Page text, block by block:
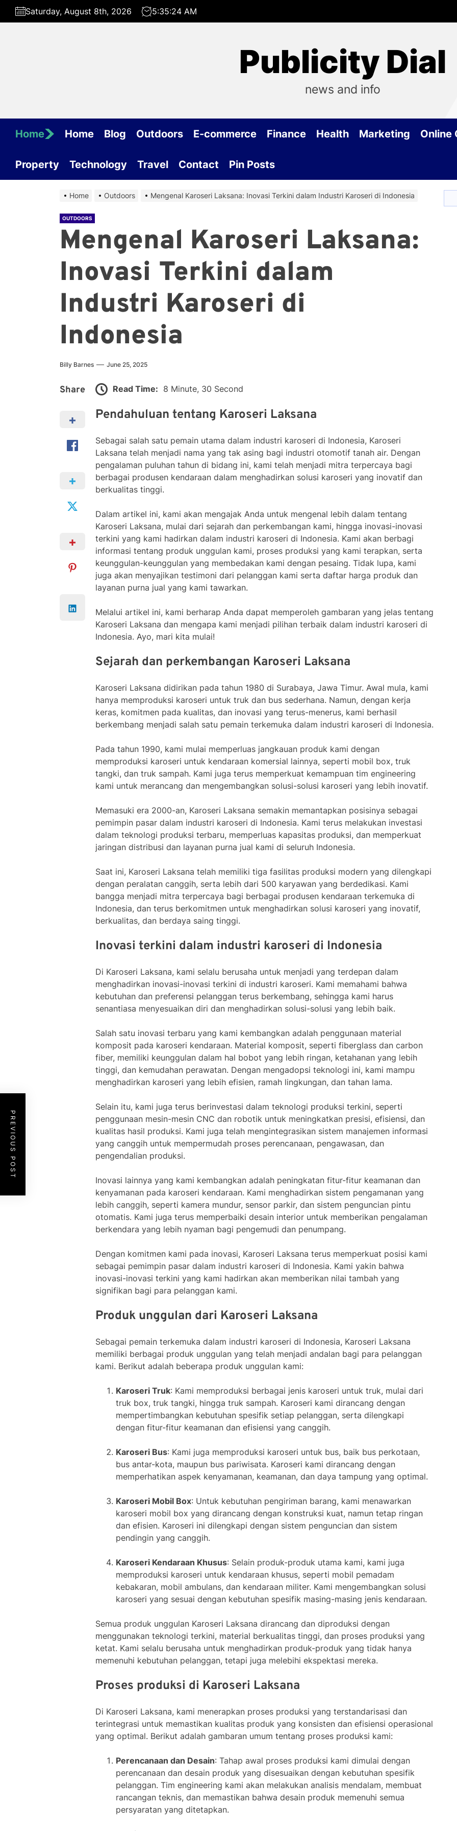
Skip
Saturday, August 8th, 2026 5:35:25 AM
Publicity Dial
news and info
Home Home Blog Outdoors E-commerce Finance Health Marketing Online
Property Technology Travel Contact Pin Posts
Home Outdoors Mengenal Karoseri Laksana: Inovasi Terkini dalam Industri Karoseri di Indonesia
OUTDOORS
Mengenal Karoseri Laksana:
Inovasi Terkini dalam
Industri Karoseri di
Indonesia
Billy Barnes June 25, 2025
Share Read Time: 8 Minute, 30 Second
Pendahuluan tentang Karoseri Laksana
Sebagai salah satu pemain utama dalam industri karoseri di Indonesia, Karoseri
Laksana telah menjadi nama yang tak asing bagi industri otomotif tanah air. Dengan
pengalaman puluhan tahun di bidang ini, kami telah menjadi mitra terpercaya bagi
berbagai produsen kendaraan dalam menghadirkan solusi karoseri yang inovatif dan
berkualitas tinggi.
Dalam artikel ini, kami akan mengajak Anda untuk mengenal lebih dalam tentang
Karoseri Laksana, mulai dari sejarah dan perkembangan kami, hingga inovasi-inovasi
terkini yang kami hadirkan dalam industri karoseri di Indonesia. Kami akan berbagi
informasi tentang produk unggulan kami, proses produksi yang kami terapkan, serta
keunggulan-keunggulan yang membedakan kami dengan pesaing. Tidak lupa, kami
juga akan menyajikan testimoni dari pelanggan kami serta daftar harga produk dan
layanan purna jual yang kami tawarkan.
Melalui artikel ini, kami berharap Anda dapat memperoleh gambaran yang jelas tentang
Karoseri Laksana dan mengapa kami menjadi pilihan terbaik dalam industri karoseri di
Indonesia. Ayo, mari kita mulai!
Sejarah dan perkembangan Karoseri Laksana
Karoseri Laksana didirikan pada tahun 1980 di Surabaya, Jawa Timur. Awal mula, kami
hanya memproduksi karoseri untuk truk dan bus sederhana. Namun, dengan kerja
keras, komitmen pada kualitas, dan inovasi yang terus-menerus, kami berhasil
berkembang menjadi salah satu pemain terkemuka dalam industri karoseri di Indonesia.
Pada tahun 1990, kami mulai memperluas jangkauan produk kami dengan
memproduksi karoseri untuk kendaraan komersial lainnya, seperti mobil box, truk
tangki, dan truk sampah. Kami juga terus memperkuat kemampuan tim engineering
kami untuk merancang dan mengembangkan solusi-solusi karoseri yang lebih inovatif.
Memasuki era 2000-an, Karoseri Laksana semakin memantapkan posisinya sebagai
pemimpin pasar dalam industri karoseri di Indonesia. Kami terus melakukan investasi
dalam teknologi produksi terbaru, memperluas kapasitas produksi, dan memperkuat
jaringan distribusi dan layanan purna jual kami di seluruh Indonesia.
Saat ini, Karoseri Laksana telah memiliki tiga fasilitas produksi modern yang dilengkapi
dengan peralatan canggih, serta lebih dari 500 karyawan yang berdedikasi. Kami
bangga menjadi mitra terpercaya bagi berbagai produsen kendaraan terkemuka di
Indonesia, dan terus berkomitmen untuk menghadirkan solusi karoseri yang inovatif,
berkualitas, dan berdaya saing tinggi.
Inovasi terkini dalam industri karoseri di Indonesia
Di Karoseri Laksana, kami selalu berusaha untuk menjadi yang terdepan dalam
menghadirkan inovasi-inovasi terkini di industri karoseri. Kami memahami bahwa
kebutuhan dan preferensi pelanggan terus berkembang, sehingga kami harus
senantiasa menyesuaikan diri dan menghadirkan solusi-solusi yang lebih baik.
Salah satu inovasi terbaru yang kami kembangkan adalah penggunaan material
komposit pada karoseri kendaraan. Material komposit, seperti fiberglass dan carbon
fiber, memiliki keunggulan dalam hal bobot yang lebih ringan, ketahanan yang lebih
tinggi, dan kemudahan perawatan. Dengan mengadopsi teknologi ini, kami mampu
menghadirkan karoseri yang lebih efisien, ramah lingkungan, dan tahan lama.
Selain itu, kami juga terus berinvestasi dalam teknologi produksi terkini, seperti
penggunaan mesin-mesin CNC dan robotik untuk meningkatkan presisi, efisiensi, dan
kualitas hasil produksi. Kami juga telah mengintegrasikan sistem manajemen informasi
yang canggih untuk mempermudah proses perencanaan, pengawasan, dan
pengendalian produksi.
Inovasi lainnya yang kami kembangkan adalah peningkatan fitur-fitur keamanan dan
kenyamanan pada karoseri kendaraan. Kami menghadirkan sistem pengamanan yang
lebih canggih, seperti kamera mundur, sensor parkir, dan sistem penguncian pintu
otomatis. Kami juga terus memperbaiki desain interior untuk memberikan pengalaman
berkendara yang lebih nyaman bagi pengemudi dan penumpang.
Dengan komitmen kami pada inovasi, Karoseri Laksana terus memperkuat posisi kami
sebagai pemimpin pasar dalam industri karoseri di Indonesia. Kami yakin bahwa
inovasi-inovasi terkini yang kami hadirkan akan memberikan nilai tambah yang
signifikan bagi para pelanggan kami.
Produk unggulan dari Karoseri Laksana
Sebagai pemain terkemuka dalam industri karoseri di Indonesia, Karoseri Laksana
memiliki berbagai produk unggulan yang telah menjadi andalan bagi para pelanggan
kami. Berikut adalah beberapa produk unggulan kami:
Karoseri Truk: Kami memproduksi berbagai jenis karoseri untuk truk, mulai dari
truk box, truk tangki, hingga truk sampah. Karoseri kami dirancang dengan
mempertimbangkan kebutuhan spesifik setiap pelanggan, serta dilengkapi
dengan fitur-fitur keamanan dan efisiensi yang canggih.
Karoseri Bus: Kami juga memproduksi karoseri untuk bus, baik bus perkotaan,
bus antar-kota, maupun bus pariwisata. Karoseri kami dirancang dengan
memperhatikan aspek kenyamanan, keamanan, dan daya tampung yang optimal.
Karoseri Mobil Box: Untuk kebutuhan pengiriman barang, kami menawarkan
karoseri mobil box yang dirancang dengan konstruksi kuat, namun tetap ringan
dan efisien. Karoseri ini dilengkapi dengan sistem penguncian dan sistem
pendingin yang canggih.
Karoseri Kendaraan Khusus: Selain produk-produk utama kami, kami juga
memproduksi karoseri untuk kendaraan khusus, seperti mobil pemadam
kebakaran, mobil ambulans, dan kendaraan militer. Kami mengembangkan solusi
karoseri yang sesuai dengan kebutuhan spesifik masing-masing jenis kendaraan.
Semua produk unggulan Karoseri Laksana dirancang dan diproduksi dengan
menggunakan teknologi terkini, material berkualitas tinggi, dan proses produksi yang
ketat. Kami selalu berusaha untuk menghadirkan produk-produk yang tidak hanya
memenuhi kebutuhan pelanggan, tetapi juga melebihi ekspektasi mereka.
Proses produksi di Karoseri Laksana
Di Karoseri Laksana, kami menerapkan proses produksi yang terstandarisasi dan
terintegrasi untuk memastikan kualitas produk yang konsisten dan efisiensi operasional
yang optimal. Berikut adalah gambaran umum tentang proses produksi kami:
Perencanaan dan Desain: Tahap awal proses produksi kami dimulai dengan
perencanaan dan desain produk yang disesuaikan dengan kebutuhan spesifik
pelanggan. Tim engineering kami akan melakukan analisis mendalam, membuat
rancangan teknis, dan memastikan bahwa desain produk memenuhi semua
persyaratan yang ditetapkan.
PREVIOUS POST